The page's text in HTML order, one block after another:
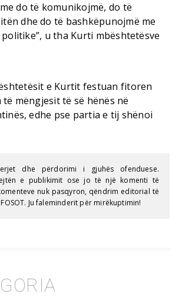
do të komunikojmë, do të
dhe do të bashkëpunojmë me
u tha Kurti mbështetësve
e Kurtit festuan fitoren
mëngjesit të së hënës në
edhe pse partia e tij shënoi
dhe përdorimi i gjuhës ofenduese.
e publikimit ose jo të një komenti të
nuk pasqyron, qëndrim editorial të
Ju faleminderit për mirëkuptimin!